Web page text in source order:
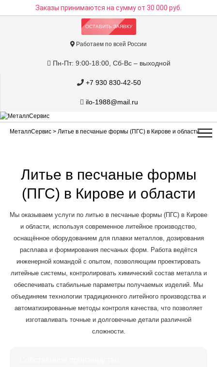
Заказы принимаются на суммуот 30 000 руб.
ОСТАВИТЬ ЗАЯВКУ
Работаем по всей России
Пн-Пт: 9:00-18:00, Сб-Вс – выходной
+7 930 830-42-50
ilo-1988@mail.ru
МеталлСервис > Литье в песчаные формы (ПГС) в Кирове и области
Литье в песчаные формы
(ПГС) в Кирове и области
Мы оказываем услуги по литью в песчаные формы (ПГС) в Кирове
и области, используя современное литейное производство,
оснащённое оборудованием для плавки металлов, дозирования
расплава и формирования песчаных форм. Работа ведётся
инженерной командой с опытом, позволяющим проектировать
литейные системы, контролировать химический состав металла и
обеспечивать стабильные параметры получаемых изделий. Мы
объединяем технологии традиционного литейного производства и
автоматизированные методы контроля качества, что позволяет
изготавливать точные и долговечные детали различной
сложности.